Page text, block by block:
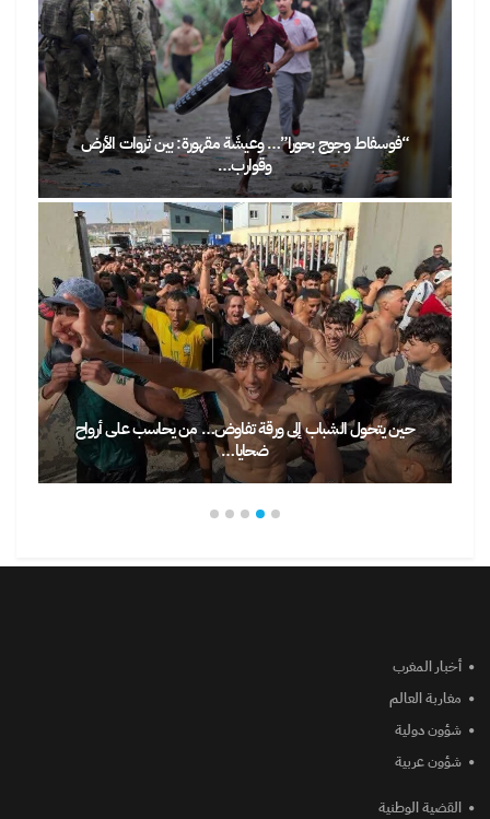
“فوسفاط وجوج بحورا”… وعيشَة مقهورة: بين ثروات الأرض
وقوارب…
حين يتحول الشباب إلى ورقة تفاوض… من يحاسب على أرواح
ضحايا…
أخبار المغرب
مغاربة العالم
شؤون دولية
شؤون عربية
القضية الوطنية